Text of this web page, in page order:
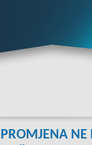
PROMJENA NE